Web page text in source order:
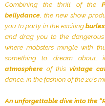
Combining the thrill of the
bellydance , the new show
you to party in the exciting
and drag you to the dangerous
where mobsters mingle with
something to dream
atmosphere of this vintage
dance, in the fashion of the 20’s
An unforgettable dive into the